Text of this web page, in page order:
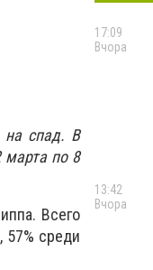
на спад. В
марта по 8
Всего
57% среди
17:09
Вчора
13:42
Вчора